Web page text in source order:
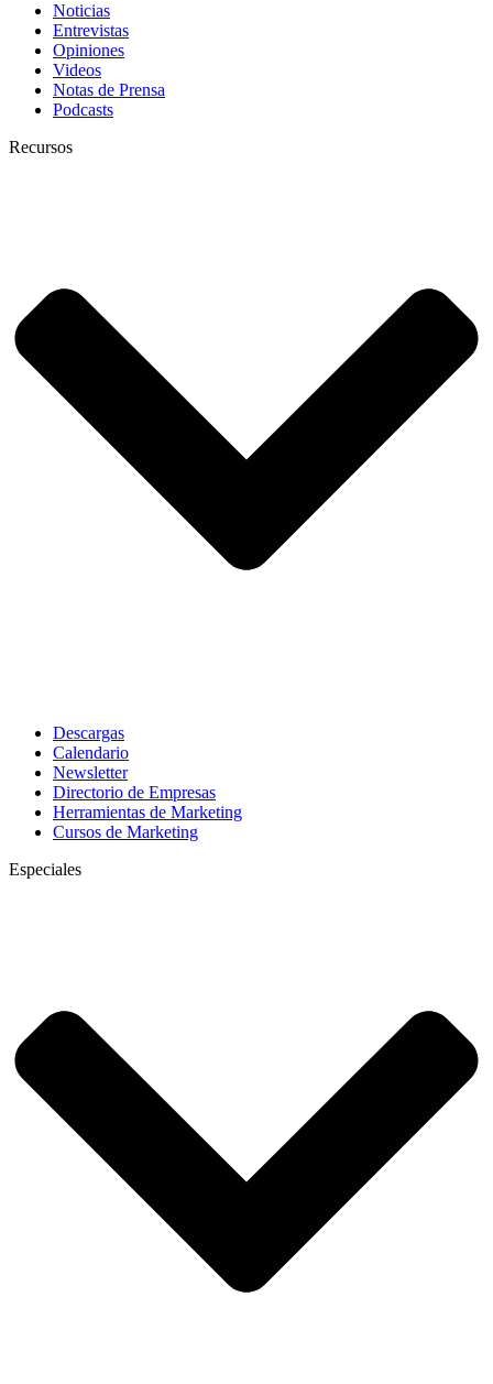
Noticias
Entrevistas
Opiniones
Videos
Notas de Prensa
Podcasts
Recursos
Descargas
Calendario
Newsletter
Directorio de Empresas
Herramientas de Marketing
Cursos de Marketing
Especiales